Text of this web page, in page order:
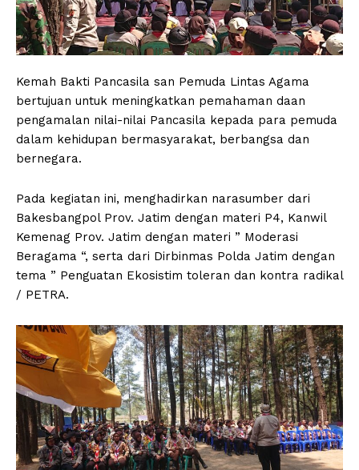
Kemah Bakti Pancasila san Pemuda Lintas Agama
bertujuan untuk meningkatkan pemahaman daan
pengamalan nilai-nilai Pancasila kepada para pemuda
dalam kehidupan bermasyarakat, berbangsa dan
bernegara.
Pada kegiatan ini, menghadirkan narasumber dari
Bakesbangpol Prov. Jatim dengan materi P4, Kanwil
Kemenag Prov. Jatim dengan materi ” Moderasi
Beragama “, serta dari Dirbinmas Polda Jatim dengan
tema ” Penguatan Ekosistim toleran dan kontra radikal
/ PETRA.